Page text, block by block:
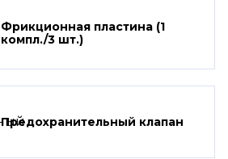
Фрикционная пластина (1
компл./3 шт.)
Предохранительный клапан